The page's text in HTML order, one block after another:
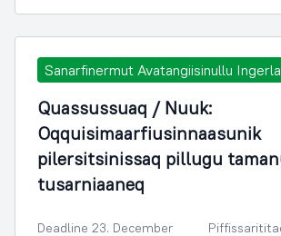
Sanarfinermut Avatangiisinullu
Quassussuaq / Nuuk:
Oqquisimaarfiusinnaasunik
pilersitsinissaq pillugu
tusarniaaneq
Deadline 23. December